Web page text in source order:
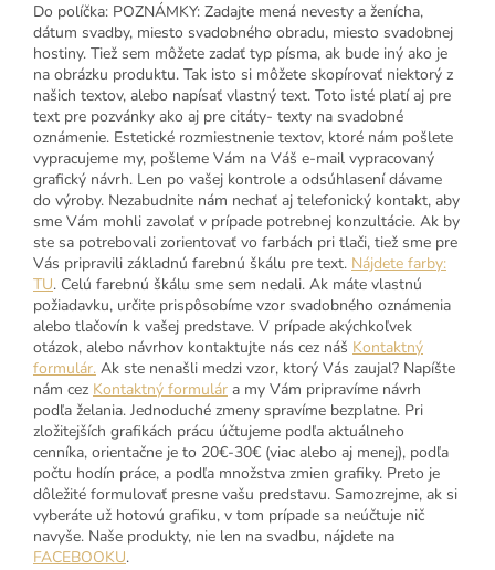
Do políčka: POZNÁMKY: Zadajte mená nevesty a ženícha,
dátum svadby, miesto svadobného obradu, miesto svadobnej
hostiny. Tiež sem môžete zadať typ písma, ak bude iný ako je
na obrázku produktu. Tak isto si môžete skopírovať niektorý z
našich textov, alebo napísať vlastný text. Toto isté platí aj pre
text pre pozvánky ako aj pre citáty- texty na svadobné
oznámenie. Estetické rozmiestnenie textov, ktoré nám pošlete
vypracujeme my, pošleme Vám na Váš e-mail vypracovaný
grafický návrh. Len po vašej kontrole a odsúhlasení dávame
do výroby. Nezabudnite nám nechať aj telefonický kontakt, aby
sme Vám mohli zavolať v prípade potrebnej konzultácie. Ak by
ste sa potrebovali zorientovať vo farbách pri tlači, tiež sme pre
Vás pripravili základnú farebnú škálu pre text. Nájdete farby:
TU. Celú farebnú škálu sme sem nedali. Ak máte vlastnú
požiadavku, určite prispôsobíme vzor svadobného oznámenia
alebo tlačovín k vašej predstave. V prípade akýchkoľvek
otázok, alebo návrhov kontaktujte nás cez náš Kontaktný
formulár. Ak ste nenašli medzi vzor, ktorý Vás zaujal? Napíšte
nám cez Kontaktný formulár a my Vám pripravíme návrh
podľa želania. Jednoduché zmeny spravíme bezplatne. Pri
zložitejších grafikách prácu účtujeme podľa aktuálneho
cenníka, orientačne je to 20€-30€ (viac alebo aj menej), podľa
počtu hodín práce, a podľa množstva zmien grafiky. Preto je
dôležité formulovať presne vašu predstavu. Samozrejme, ak si
vyberáte už hotovú grafiku, v tom prípade sa neúčtuje nič
navyše. Naše produkty, nie len na svadbu, nájdete na
FACEBOOKU.